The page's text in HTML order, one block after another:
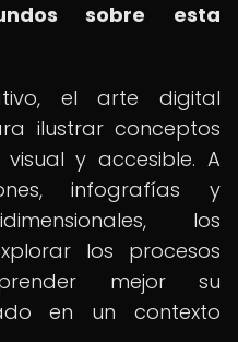
sobre esta
el arte digital
ilustrar conceptos
y accesible. A
infografías y
los
los procesos
mejor su
en un contexto